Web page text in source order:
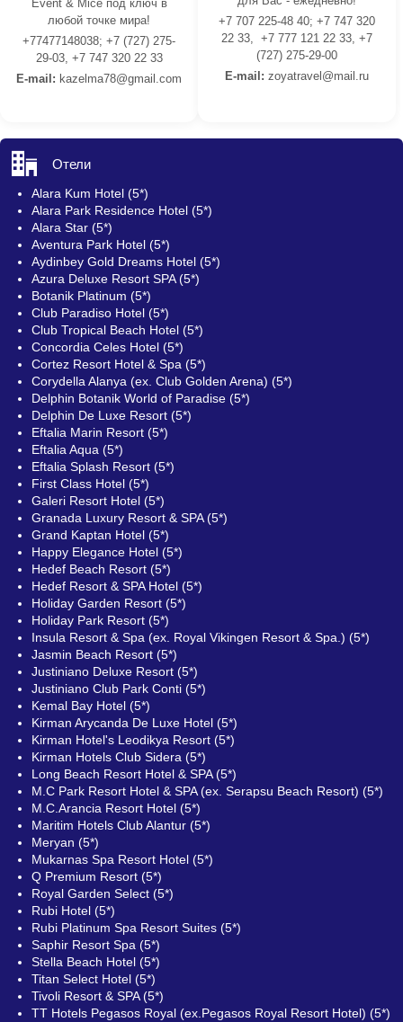
Event & Mice под ключ в
любой точке мира!
+77477148038; +7 (727) 275-
29-03, +7 747 320 22 33
E-mail: kazelma78@gmail.com
+7 707 225-48 40; +7 747 320
22 33, +7 777 121 22 33, +7
(727) 275-29-00
E-mail: zoyatravel@mail.ru
Отели
Alara Kum Hotel (5*)
Alara Park Residence Hotel (5*)
Alara Star (5*)
Aventura Park Hotel (5*)
Aydinbey Gold Dreams Hotel (5*)
Azura Deluxe Resort SPA (5*)
Botanik Platinum (5*)
Club Paradiso Hotel (5*)
Club Tropical Beach Hotel (5*)
Concordia Celes Hotel (5*)
Cortez Resort Hotel & Spa (5*)
Corydella Alanya (ex. Club Golden Arena) (5*)
Delphin Botanik World of Paradise (5*)
Delphin De Luxe Resort (5*)
Eftalia Marin Resort (5*)
Eftalia Aqua (5*)
Eftalia Splash Resort (5*)
First Class Hotel (5*)
Galeri Resort Hotel (5*)
Granada Luxury Resort & SPA (5*)
Grand Kaptan Hotel (5*)
Happy Elegance Hotel (5*)
Hedef Beach Resort (5*)
Hedef Resort & SPA Hotel (5*)
Holiday Garden Resort (5*)
Holiday Park Resort (5*)
Insula Resort & Spa (ex. Royal Vikingen Resort & Spa.) (5*)
Jasmin Beach Resort (5*)
Justiniano Deluxe Resort (5*)
Justiniano Club Park Conti (5*)
Kemal Bay Hotel (5*)
Kirman Arycanda De Luxe Hotel (5*)
Kirman Hotel's Leodikya Resort (5*)
Kirman Hotels Club Sidera (5*)
Long Beach Resort Hotel & SPA (5*)
M.C Park Resort Hotel & SPA (ex. Serapsu Beach Resort) (5*)
M.C.Arancia Resort Hotel (5*)
Maritim Hotels Club Alantur (5*)
Meryan (5*)
Mukarnas Spa Resort Hotel (5*)
Q Premium Resort (5*)
Royal Garden Select (5*)
Rubi Hotel (5*)
Rubi Platinum Spa Resort Suites (5*)
Saphir Resort Spa (5*)
Stella Beach Hotel (5*)
Titan Select Hotel (5*)
Tivoli Resort & SPA (5*)
TT Hotels Pegasos Royal (ex.Pegasos Royal Resort Hotel) (5*)